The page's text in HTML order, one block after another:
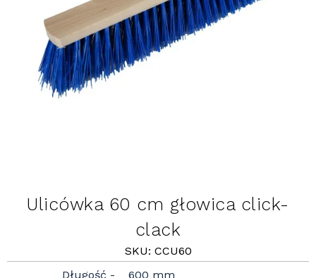
Ulicówka 60 cm głowica click-
clack
SKU: CCU60
Długość
600 mm